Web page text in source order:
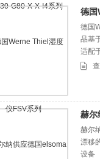
德国
德国
品基
适配
于皮
赫尔
赫尔
漂移
设备